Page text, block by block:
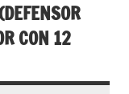
CON 12